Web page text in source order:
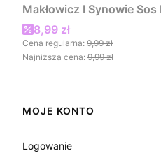
Makłowicz I Synowie
Cena promocyjna
8,99 zł
Cena regularna: 9,99 zł
Najniższa cena: 9,99 zł
Linki w stopce
MOJE KONTO
Logowanie